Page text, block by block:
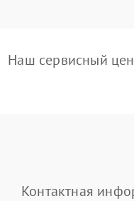
Наш сервисный
Контактная